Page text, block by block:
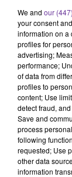
délinquant
prêcheur.
Son groupe
sont
Selon Rami
des droits de
particulier
mardi pour
Les terroristes
Ghouraba" (le
que l’on peut
We and our
your consent
information on a
profiles for
advertising;
performance;
of data from
profiles to
content; Use
detect fraud,
Save and
process
following
requested; Use
other data
information